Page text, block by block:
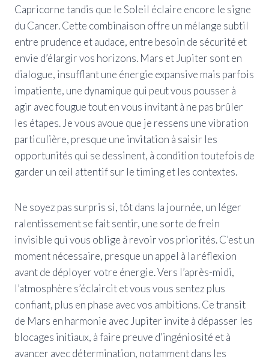
Capricorne tandis que le Soleil éclaire encore le signe
du Cancer. Cette combinaison offre un mélange subtil
entre prudence et audace, entre besoin de sécurité et
envie d’élargir vos horizons. Mars et Jupiter sont en
dialogue, insufflant une énergie expansive mais parfois
impatiente, une dynamique qui peut vous pousser à
agir avec fougue tout en vous invitant à ne pas brûler
les étapes. Je vous avoue que je ressens une vibration
particulière, presque une invitation à saisir les
opportunités qui se dessinent, à condition toutefois de
garder un œil attentif sur le timing et les contextes.
Ne soyez pas surpris si, tôt dans la journée, un léger
ralentissement se fait sentir, une sorte de frein
invisible qui vous oblige à revoir vos priorités. C’est un
moment nécessaire, presque un appel à la réflexion
avant de déployer votre énergie. Vers l’après-midi,
l’atmosphère s’éclaircit et vous vous sentez plus
confiant, plus en phase avec vos ambitions. Ce transit
de Mars en harmonie avec Jupiter invite à dépasser les
blocages initiaux, à faire preuve d’ingéniosité et à
avancer avec détermination, notamment dans les